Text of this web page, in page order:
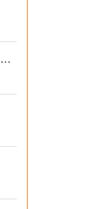
一般来说，耐磨陶瓷刀闸阀采用对夹连接方式